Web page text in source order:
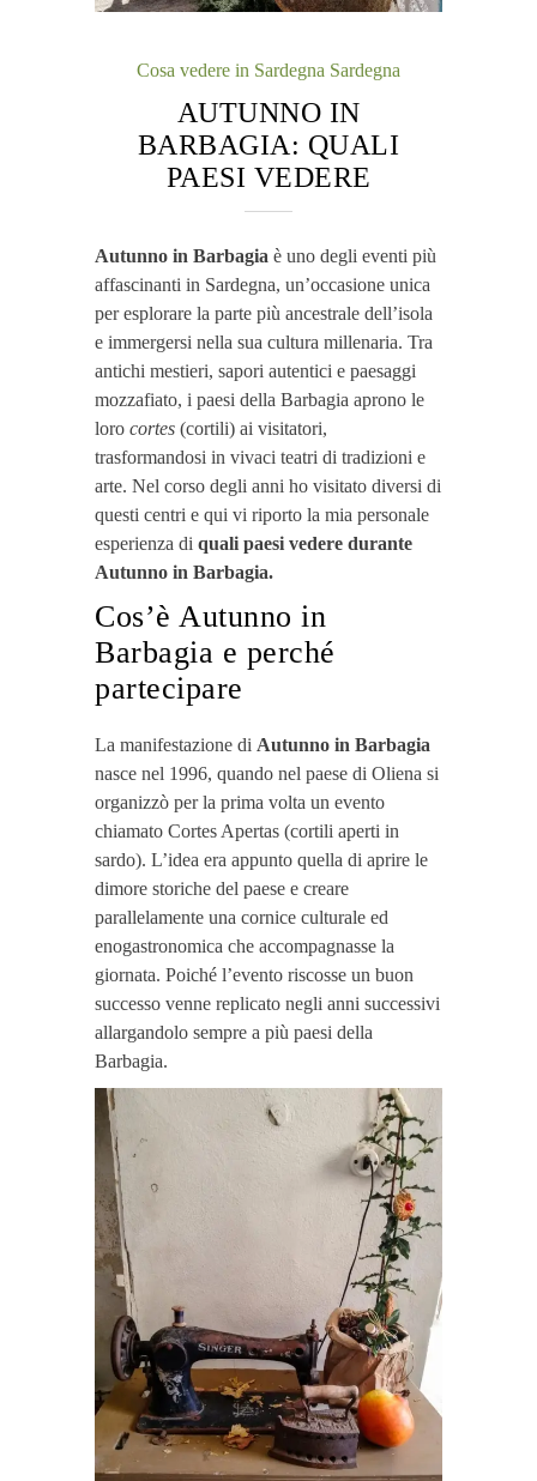
Cosa vedere in Sardegna Sardegna
AUTUNNO IN
BARBAGIA: QUALI
PAESI VEDERE
Autunno in Barbagia è uno degli eventi più
affascinanti in Sardegna, un’occasione unica
per esplorare la parte più ancestrale dell’isola
e immergersi nella sua cultura millenaria. Tra
antichi mestieri, sapori autentici e paesaggi
mozzafiato, i paesi della Barbagia aprono le
loro cortes (cortili) ai visitatori,
trasformandosi in vivaci teatri di tradizioni e
arte. Nel corso degli anni ho visitato diversi di
questi centri e qui vi riporto la mia personale
esperienza di quali paesi vedere durante
Autunno in Barbagia.
Cos’è Autunno in
Barbagia e perché
partecipare
La manifestazione di Autunno in Barbagia
nasce nel 1996, quando nel paese di Oliena si
organizzò per la prima volta un evento
chiamato Cortes Apertas (cortili aperti in
sardo). L’idea era appunto quella di aprire le
dimore storiche del paese e creare
parallelamente una cornice culturale ed
enogastronomica che accompagnasse la
giornata. Poiché l’evento riscosse un buon
successo venne replicato negli anni successivi
allargandolo sempre a più paesi della
Barbagia.